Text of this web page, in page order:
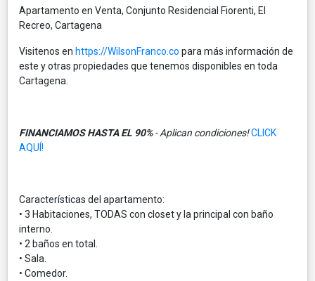
Apartamento en Venta, Conjunto Residencial Fiorenti, El
Recreo, Cartagena
Visitenos en https://WilsonFranco.co para más información de
este y otras propiedades que tenemos disponibles en toda
Cartagena.
FINANCIAMOS HASTA EL 90%- Aplican condiciones!CLICK
AQUÍ!
Características del apartamento:
• 3 Habitaciones, TODAS con closet y la principal con baño
interno.
• 2 baños en total.
• Sala.
• Comedor.